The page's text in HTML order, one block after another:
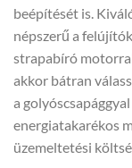
beépítését is.
népszerű a
strapabíró
akkor bátran
a
energiatakarékos
üzemeltetési